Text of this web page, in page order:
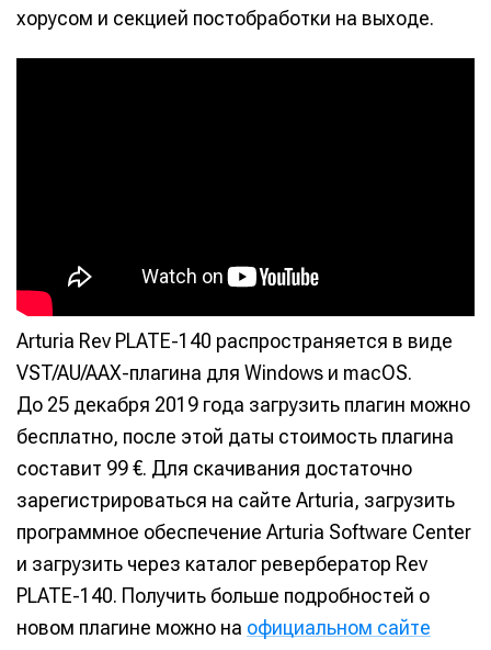
хорусом и секцией постобработки на выходе.
Arturia Rev PLATE-140 распространяется в виде
VST/AU/AAX-плагина для Windows и macOS.
До 25 декабря 2019 года загрузить плагин можно
бесплатно, после этой даты стоимость плагина
составит 99 €. Для скачивания достаточно
зарегистрироваться на сайте Arturia, загрузить
программное обеспечение Arturia Software Center
и загрузить через каталог ревербератор Rev
PLATE-140. Получить больше подробностей о
новом плагине можно на официальном сайте